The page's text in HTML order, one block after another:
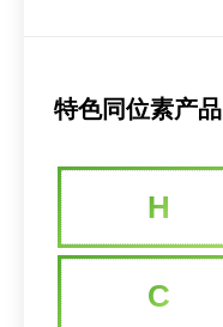
特色同位素产品
H
C